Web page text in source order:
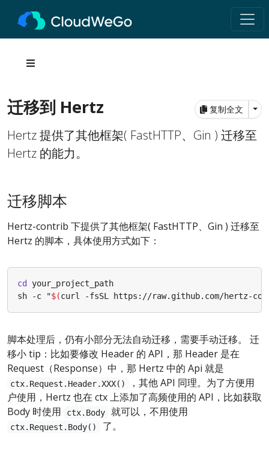
复制全文
迁移到 Hertz
Hertz 提供了其他框架( FastHTTP、Gin ) 迁移至
Hertz 的能力。
迁移脚本
Hertz-contrib 下提供了其他框架( FastHTTP、Gin ) 迁移至
Hertz 的脚本，具体使用方式如下：
cd
sh -c
"$(curl -fsSL https://raw.github.com/hertz-
脚本处理后，仍有小部分无法自动迁移，需要手动迁移。 迁
移小 tip：比如要修改 Header 的 API，那 Header 是在
Request（Response）中，那 Hertz 中的 Api 就是
ctx.Request.Header.XXX()
，其他 API 同理。为了方便用
户使用，Hertz 也在 ctx 上添加了高频使用的 API，比如获取
Body 时使用
ctx.Body 就可以，不用使用
ctx.Request.Body() 了。